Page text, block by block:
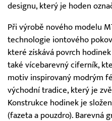
designu, který je hoden
Při výrobě nového modelu
technologie iontového
které získává povrch
také vícebarevný ciferník,
motiv inspirovaný modrým
východní tradice, který je
Konstrukce hodinek je
(fazeta a pouzdro). Barevná